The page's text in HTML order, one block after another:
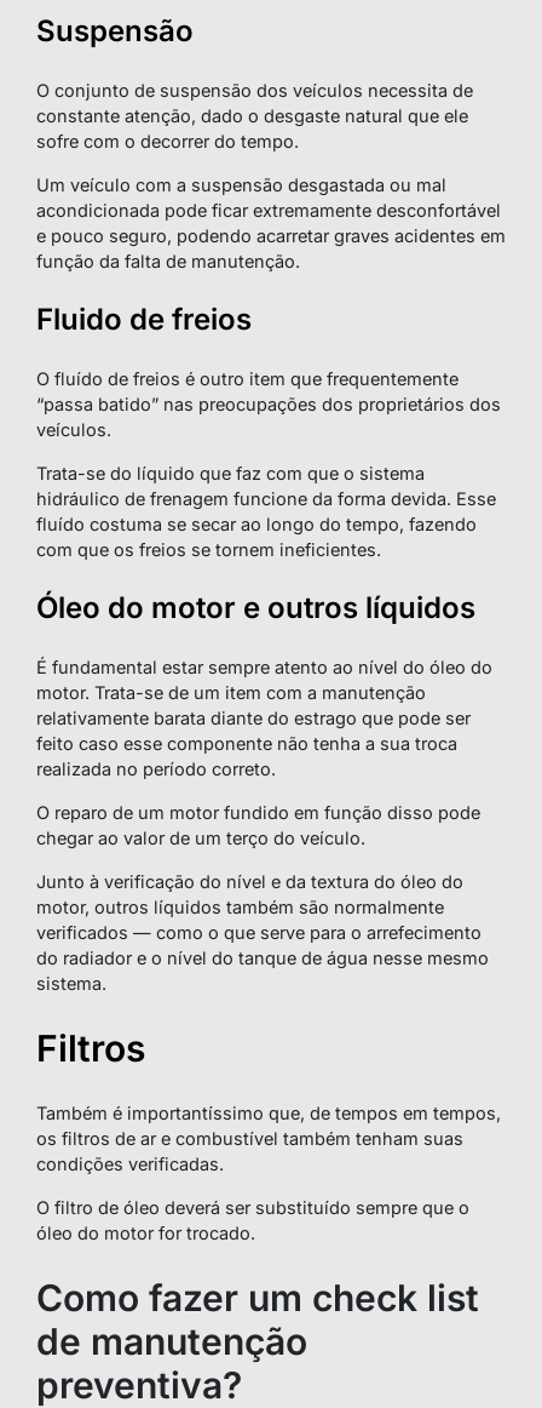
Suspensão
O conjunto de suspensão dos veículos necessita de
constante atenção, dado o desgaste natural que ele
sofre com o decorrer do tempo.
Um veículo com a suspensão desgastada ou mal
acondicionada pode ficar extremamente desconfortável
e pouco seguro, podendo acarretar graves acidentes em
função da falta de manutenção.
Fluido de freios
O fluído de freios é outro item que frequentemente
“passa batido” nas preocupações dos proprietários dos
veículos.
Trata-se do líquido que faz com que o sistema
hidráulico de frenagem funcione da forma devida. Esse
fluído costuma se secar ao longo do tempo, fazendo
com que os freios se tornem ineficientes.
Óleo do motor e outros líquidos
É fundamental estar sempre atento ao nível do óleo do
motor. Trata-se de um item com a manutenção
relativamente barata diante do estrago que pode ser
feito caso esse componente não tenha a sua troca
realizada no período correto.
O reparo de um motor fundido em função disso pode
chegar ao valor de um terço do veículo.
Junto à verificação do nível e da textura do óleo do
motor, outros líquidos também são normalmente
verificados — como o que serve para o arrefecimento
do radiador e o nível do tanque de água nesse mesmo
sistema.
Filtros
Também é importantíssimo que, de tempos em tempos,
os filtros de ar e combustível também tenham suas
condições verificadas.
O filtro de óleo deverá ser substituído sempre que o
óleo do motor for trocado.
Como fazer um check list
de manutenção
preventiva?